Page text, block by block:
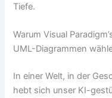
Tiefe.
Warum Visual
UML-Diagrammen
In einer Welt, in der
hebt sich unser KI-